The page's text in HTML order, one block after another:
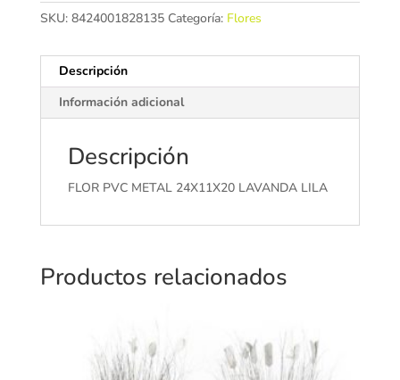
SKU: 8424001828135 Categoría: Flores
Descripción
Información adicional
Descripción
FLOR PVC METAL 24X11X20 LAVANDA LILA
Productos relacionados